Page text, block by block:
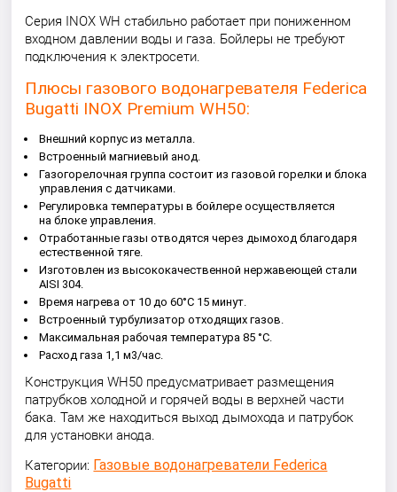
Серия INOX WH стабильно работает при пониженном
входном давлении воды и газа. Бойлеры не требуют
подключения к электросети.
Плюсы газового водонагревателя Federica
Bugatti INOX Premium WH50:
Внешний корпус из металла.
Встроенный магниевый анод.
Газогорелочная группа состоит из газовой горелки и блока
управления с датчиками.
Регулировка температуры в бойлере осуществляется
на блоке управления.
Отработанные газы отводятся через дымоход благодаря
естественной тяге.
Изготовлен из высококачественной нержавеющей стали
AISI 304.
Время нагрева от 10 до 60°C 15 минут.
Встроенный турбулизатор отходящих газов.
Максимальная рабочая температура 85 °С.
Расход газа 1,1 м3/час.
Конструкция WH50 предусматривает размещения
патрубков холодной и горячей воды в верхней части
бака. Там же находиться выход дымохода и патрубок
для установки анода.
Категории: Газовые водонагреватели Federica
Bugatti